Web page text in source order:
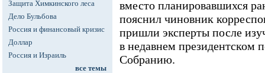
Защита Химкинского леса
Дело Бульбова
Россия и финансовый кризис
Доллар
Россия и Израиль
все темы
вместо планировавшихся
пояснил чиновник
пришли эксперты после
в недавнем президентском
Собранию.